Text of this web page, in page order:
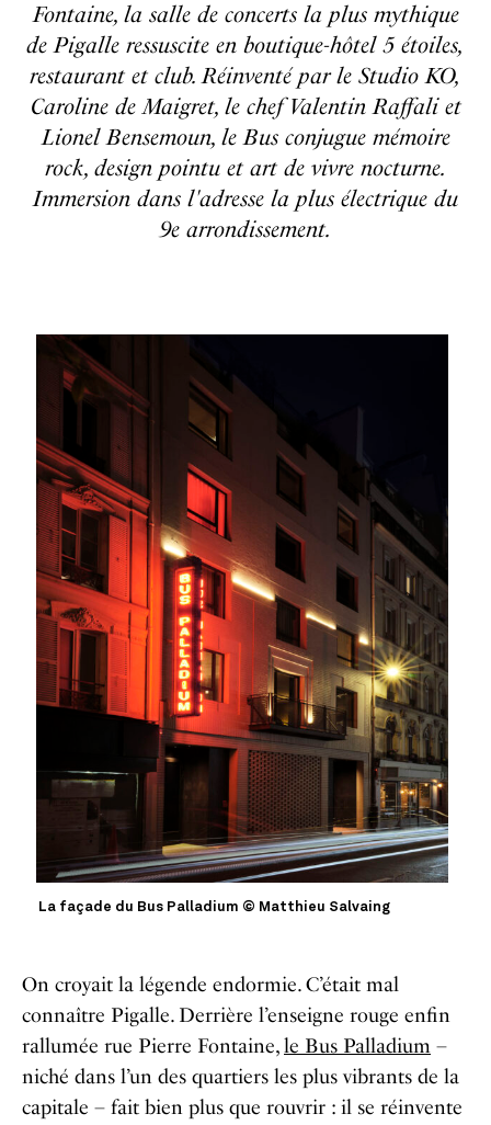
Fontaine, la salle de concerts la plus mythique
de Pigalle ressuscite en boutique-hôtel 5 étoiles,
restaurant et club. Réinventé par le Studio KO,
Caroline de Maigret, le chef Valentin Raffali et
Lionel Bensemoun, le Bus conjugue mémoire
rock, design pointu et art de vivre nocturne.
Immersion dans l'adresse la plus électrique du
9e arrondissement.
La façade du Bus Palladium © Matthieu Salvaing
On croyait la légende endormie. C’était mal
connaître Pigalle. Derrière l’enseigne rouge enfin
rallumée rue Pierre Fontaine,le Bus Palladium –
niché dans l’un des quartiers les plus vibrants de la
capitale – fait bien plus que rouvrir : il se réinvente